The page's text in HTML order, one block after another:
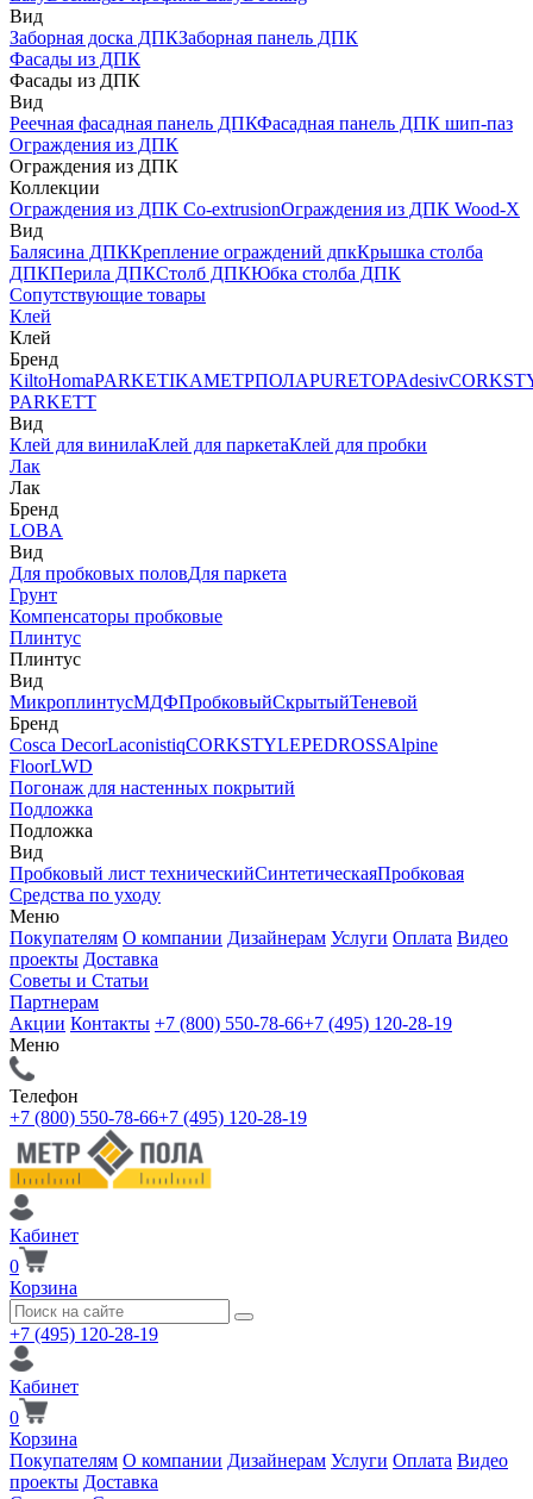
Вид
Заборная доска ДПКЗаборная панель ДПК
Фасады из ДПК
Фасады из ДПК
Вид
Реечная фасадная панель ДПКФасадная панель ДПК шип-паз
Ограждения из ДПК
Ограждения из ДПК
Коллекции
Ограждения из ДПК Co-extrusionОграждения из ДПК Wood-X
Вид
Балясина ДПККрепление ограждений дпкКрышка столба
ДПКПерила ДПКСтолб ДПКЮбка столба ДПК
Сопутствующие товары
Клей
Клей
Бренд
KiltoHomaPARKETIKAМЕТРПОЛАPURETOPAdesiv
PARKETT
Вид
Клей для винилаКлей для паркетаКлей для пробки
Лак
Лак
Бренд
LOBA
Вид
Для пробковых половДля паркета
Грунт
Компенсаторы пробковые
Плинтус
Плинтус
Вид
МикроплинтусМДФПробковыйСкрытыйТеневой
Бренд
Cosca DecorLaconistiqCORKSTYLEPEDROSSAlpine
FloorLWD
Погонаж для настенных покрытий
Подложка
Подложка
Вид
Пробковый лист техническийСинтетическаяПробковая
Средства по уходу
Меню
Покупателям О компании Дизайнерам Услуги Оплата Видео
проекты Доставка
Советы и Статьи
Партнерам
Акции Контакты +7 (800) 550-78-66+7 (495) 120-28-19
Меню
Телефон
+7 (800) 550-78-66+7 (495) 120-28-19
Кабинет
0
Корзина
+7 (495) 120-28-19
Кабинет
0
Корзина
Покупателям О компании Дизайнерам Услуги Оплата Видео
проекты Доставка